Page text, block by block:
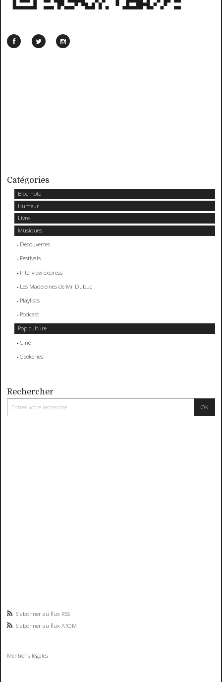
Catégories
Bloc-note
Humeur
Livre
Musiques
Découvertes
Festivals
Interview express
Les Madeleines de Mr Dubuc
Playlists
Podcast
Pop culture
Ciné
Geekeries
Rechercher
S'abonner au flux RSS
S'abonner au flux ATOM
Mentions légales